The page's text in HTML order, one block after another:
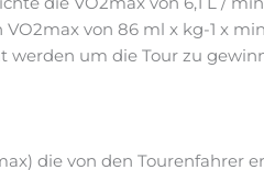
von 86 ml x kg-1 x
werden um die Tour zu
die von den Tourenfahrer